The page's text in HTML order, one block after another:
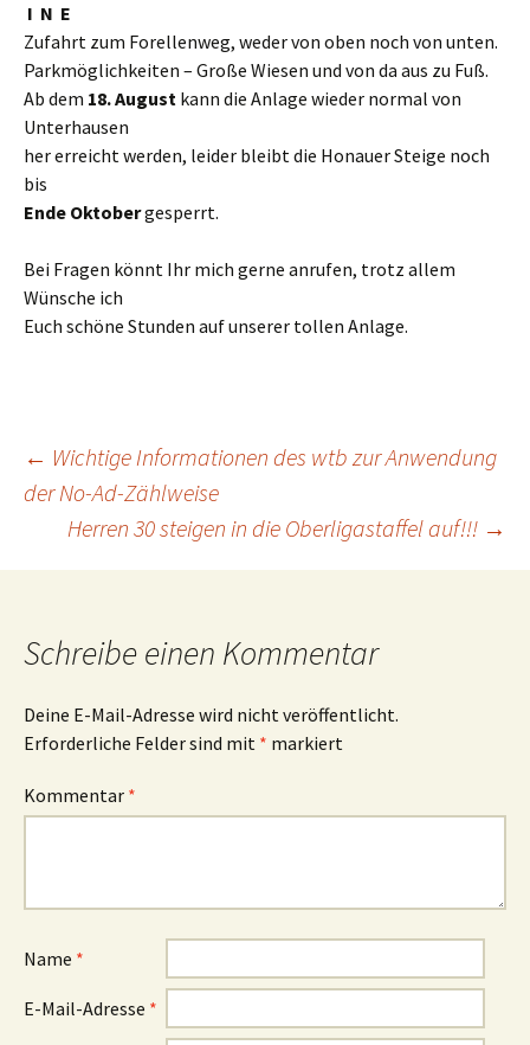
I N E
Zufahrt zum Forellenweg, weder von oben noch von unten.
Parkmöglichkeiten – Große Wiesen und von da aus zu Fuß.
Ab dem 18. August kann die Anlage wieder normal von
Unterhausen
her erreicht werden, leider bleibt die Honauer Steige noch
bis
Ende Oktobergesperrt.
Bei Fragen könnt Ihr mich gerne anrufen, trotz allem
Wünsche ich
Euch schöne Stunden auf unserer tollen Anlage.
Beitragsnavigation
← Wichtige Informationen des wtb zur Anwendung
der No-Ad-Zählweise
Herren 30 steigen in die Oberligastaffel auf!!! →
Schreibe einen Kommentar
Deine E-Mail-Adresse wird nicht veröffentlicht.
Erforderliche Felder sind mit * markiert
Kommentar *
Name *
E-Mail-Adresse *